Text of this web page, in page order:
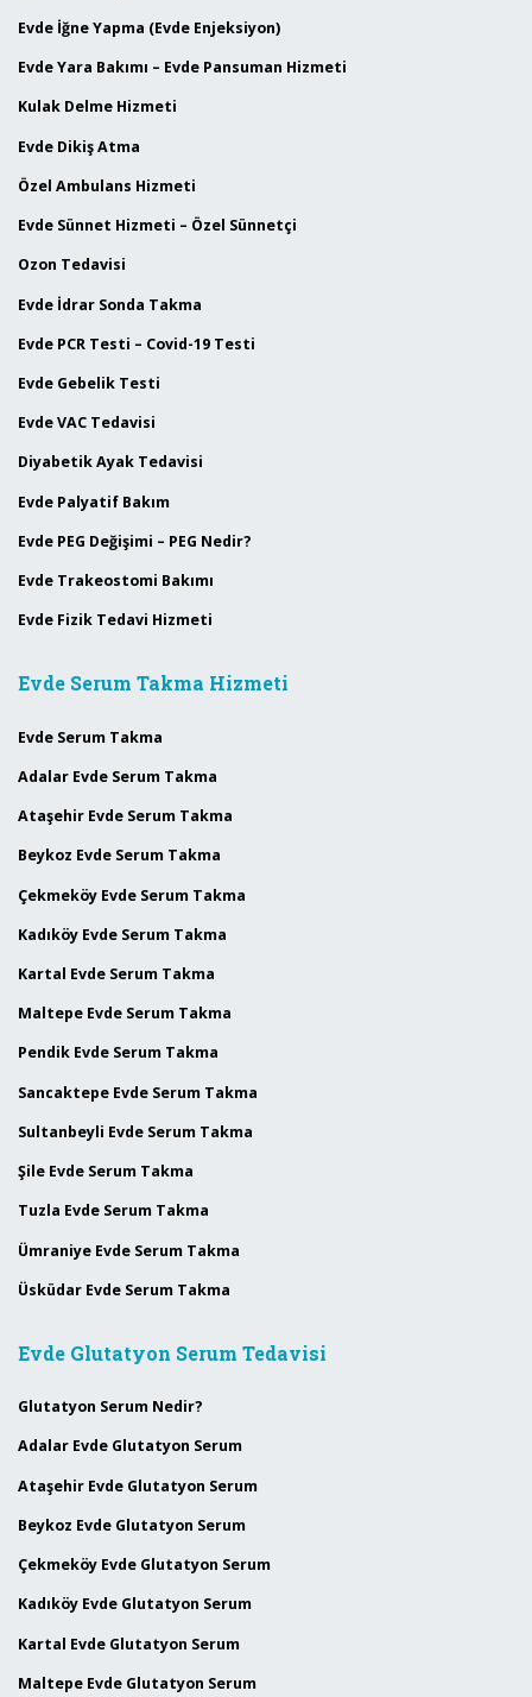
Evde İğne Yapma (Evde Enjeksiyon)
Evde Yara Bakımı – Evde Pansuman Hizmeti
Kulak Delme Hizmeti
Evde Dikiş Atma
Özel Ambulans Hizmeti
Evde Sünnet Hizmeti – Özel Sünnetçi
Ozon Tedavisi
Evde İdrar Sonda Takma
Evde PCR Testi – Covid-19 Testi
Evde Gebelik Testi
Evde VAC Tedavisi
Diyabetik Ayak Tedavisi
Evde Palyatif Bakım
Evde PEG Değişimi – PEG Nedir?
Evde Trakeostomi Bakımı
Evde Fizik Tedavi Hizmeti
Evde Serum Takma Hizmeti
Evde Serum Takma
Adalar Evde Serum Takma
Ataşehir Evde Serum Takma
Beykoz Evde Serum Takma
Çekmeköy Evde Serum Takma
Kadıköy Evde Serum Takma
Kartal Evde Serum Takma
Maltepe Evde Serum Takma
Pendik Evde Serum Takma
Sancaktepe Evde Serum Takma
Sultanbeyli Evde Serum Takma
Şile Evde Serum Takma
Tuzla Evde Serum Takma
Ümraniye Evde Serum Takma
Üsküdar Evde Serum Takma
Evde Glutatyon Serum Tedavisi
Glutatyon Serum Nedir?
Adalar Evde Glutatyon Serum
Ataşehir Evde Glutatyon Serum
Beykoz Evde Glutatyon Serum
Çekmeköy Evde Glutatyon Serum
Kadıköy Evde Glutatyon Serum
Kartal Evde Glutatyon Serum
Maltepe Evde Glutatyon Serum